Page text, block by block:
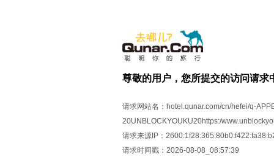
尊敬的用户，您所提交的访问请求
请求网站名： hotel.qunar.com/cn/hefei/q-
20UNBLOCKYOUKU20https:/
请求来源IP：
请求时间戳： 2026-08-08_08:57:39